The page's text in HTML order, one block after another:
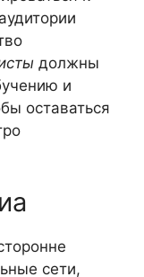
должны
и
оставаться
сети,